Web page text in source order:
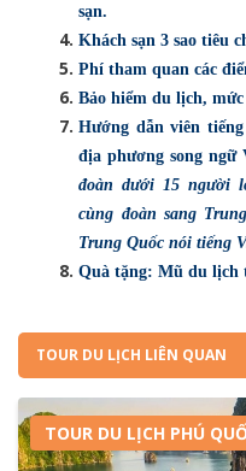
sạn.
Khách sạn 3 sao tiêu
Phí tham quan các
Bảo hiểm du lịch,
Hướng dẫn viên
địa phương song
đoàn dưới 15 người
cùng đoàn sang
Trung Quốc nói tiếng
Quà tặng: Mũ du lịch
TOUR DU LỊCH LIÊN QUAN
TOUR DU LỊCH PHÚ